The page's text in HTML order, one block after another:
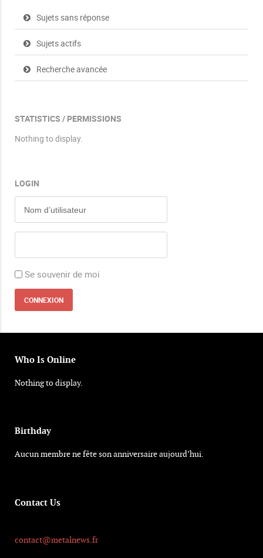
Sujets sans réponse
Sujets actifs
Recherche avancée
STATISTICS / PERMISSIONS
Nothing to display.
LOGIN
Se souvenir de moi
Who Is Online
Nothing to display.
Birthday
Aucun membre ne fête son anniversaire aujourd’hui.
Contact Us
contact@metalnews.fr